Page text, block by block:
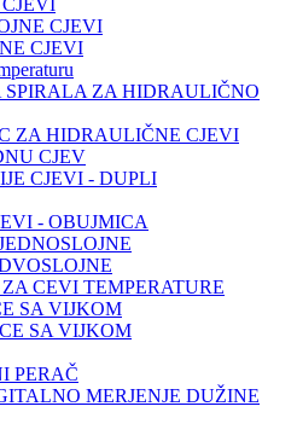
CJEVI
CJEVI
SPIRALA ZA HIDRAULIČNO
ZA HIDRAULIČNE CJEVI
CJEV
CJEVI - DUPLI
- OBUJMICA
CEVI TEMPERATURE
SA VIJKOM
SA VIJKOM
PERAČ
MERJENJE DUŽINE